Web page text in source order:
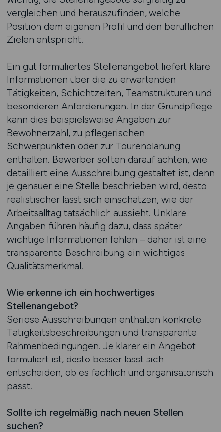
vergleichen und herauszufinden, welche
Position dem eigenen Profil und den beruflichen
Zielen entspricht.
Ein gut formuliertes Stellenangebot liefert klare
Informationen über die zu erwartenden
Tätigkeiten, Schichtzeiten, Teamstrukturen und
besonderen Anforderungen. In der Grundpflege
kann dies beispielsweise Angaben zur
Bewohnerzahl, zu pflegerischen
Schwerpunkten oder zur Tourenplanung
enthalten. Bewerber sollten darauf achten, wie
detailliert eine Ausschreibung gestaltet ist, denn
je genauer eine Stelle beschrieben wird, desto
realistischer lässt sich einschätzen, wie der
Arbeitsalltag tatsächlich aussieht. Unklare
Angaben führen häufig dazu, dass später
wichtige Informationen fehlen – daher ist eine
transparente Beschreibung ein wichtiges
Qualitätsmerkmal.
Wie erkenne ich ein hochwertiges
Stellenangebot?
Seriöse Ausschreibungen enthalten konkrete
Tätigkeitsbeschreibungen und transparente
Rahmenbedingungen. Je klarer ein Angebot
formuliert ist, desto besser lässt sich
entscheiden, ob es fachlich und organisatorisch
passt.
Sollte ich regelmäßig nach neuen Stellen
suchen?